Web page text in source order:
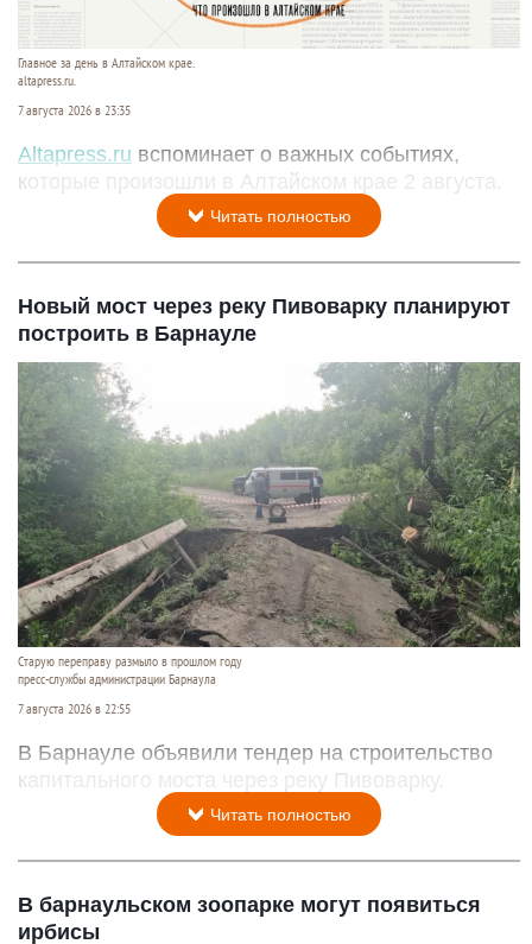
Главное за день в Алтайском крае.
altapress.ru.
7 августа 2026 в 23:35
Altapress.ru вспоминает о важных событиях,
которые произошли в Алтайском крае 2 августа.
Читать полностью
Новый мост через реку Пивоварку планируют
построить в Барнауле
Старую переправу размыло в прошлом году
пресс-службы администрации Барнаула
7 августа 2026 в 22:55
В Барнауле объявили тендер на строительство
капитального моста через реку Пивоварку.
Читать полностью
В барнаульском зоопарке могут появиться
ирбисы